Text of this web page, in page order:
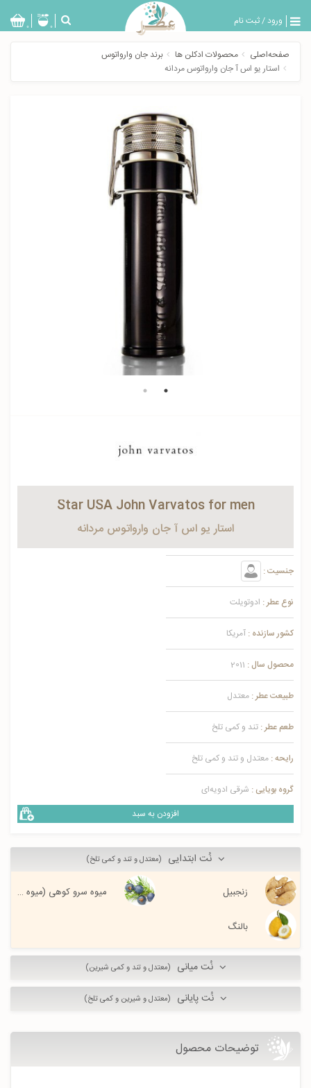
ورود/ثبت نام
بازگشت
0 0
صفحه‌اصلی محصولات ادکلن ها
برند جان وارواتوس
استار یو اس آ جان وارواتوس مردانه
Star USA John Varvatos for men
استار یو اس آ جان وارواتوس مردانه
جنسیت :
نوع عطر : ادوتویلت
کشور سازنده : آمریکا
محصول سال : 2011
طبیعت عطر : معتدل
طعم عطر : تند و کمی تلخ
رایحه : معتدل و تند و کمی تلخ
گروه بویایی : شرقی ادویه‌ای
افزودن به سبد
نُت ابتدایی (معتدل و تند و کمی تلخ)
زنجبیل میوه سرو کوهی (میوه درخت عرعر)
بالنگ
نُت میانی (معتدل و تند و کمی شیرین)
نُت پایانی (معتدل و شیرین و کمی تلخ)
توضیحات محصول